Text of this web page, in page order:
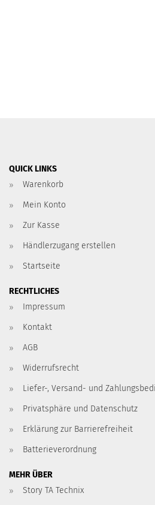
QUICK LINKS
Warenkorb
Mein Konto
Zur Kasse
Händlerzugang erstellen
Startseite
RECHTLICHES
Impressum
Kontakt
AGB
Widerrufsrecht
Liefer-, Versand- und
Privatsphäre und Datenschutz
Erklärung zur Barrierefreiheit
Batterieverordnung
MEHR ÜBER
Story TA Technix